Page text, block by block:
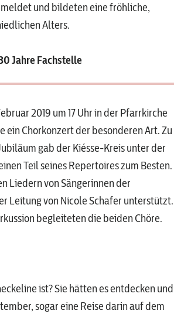
und bildeten eine fröhliche,
Alters.
Jahre Fachstelle
2019 um 17 Uhr in der Pfarrkirche
ein Chorkonzert der besonderen Art. Zu
gab der Kiésse-Kreis unter der
Teil seines Repertoires zum Besten.
Liedern von Sängerinnen der
Leitung von Nicole Schafer unterstützt.
begleiteten die beiden Chöre.
ist? Sie hätten es entdecken und
sogar eine Reise darin auf dem